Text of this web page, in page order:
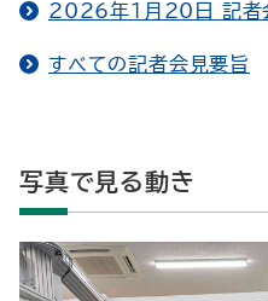
2026年1月20日 記者
すべての記者会見要旨
写真で見る動き